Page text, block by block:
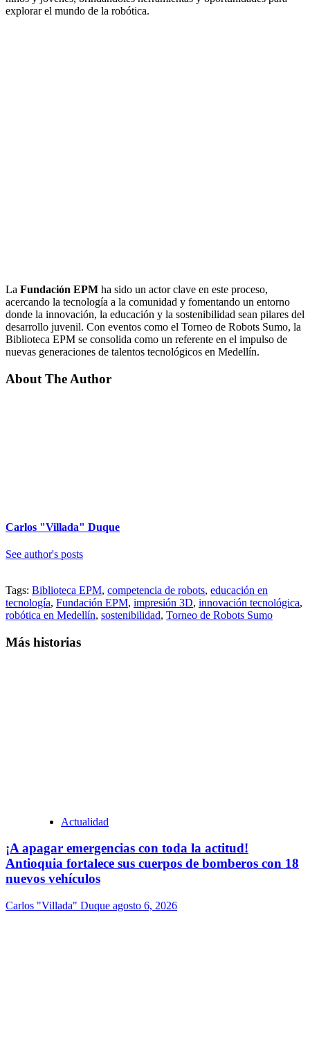
explorar el mundo de la robótica.
La Fundación EPM ha sido un actor clave en este proceso,
acercando la tecnología a la comunidad y fomentando un entorno
donde la innovación, la educación y la sostenibilidad sean pilares del
desarrollo juvenil. Con eventos como el Torneo de Robots Sumo, la
Biblioteca EPM se consolida como un referente en el impulso de
nuevas generaciones de talentos tecnológicos en Medellín.
About The Author
Carlos "Villada" Duque
See author's posts
Tags: Biblioteca EPM, competencia de robots, educación en
tecnología, Fundación EPM, impresión 3D, innovación tecnológica,
robótica en Medellín, sostenibilidad, Torneo de Robots Sumo
Más historias
Actualidad
¡A apagar emergencias con toda la actitud!
Antioquia fortalece sus cuerpos de bomberos con 18
nuevos vehículos
Carlos "Villada" Duque agosto 6, 2026